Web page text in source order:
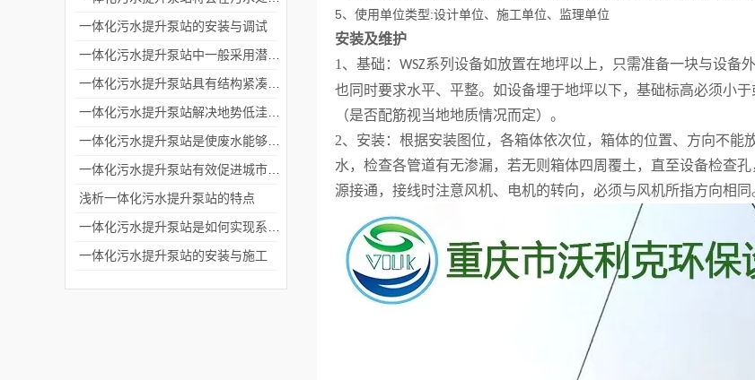
5、使用单位类型:设计单位、施工单位、监理单位
安装及维护
1、基础： WSZ系列设备如放置在地坪以上，只需准备一块与设备
也同时要求水平、平整。如设备埋于地坪以下，基础标高必须小
（是否配筋视当地地质情况而定）。
2、安装：根据安装图位，各箱体依次位，箱体的位置、方向不
水，检查各管道有无渗漏，若无则箱体四周覆土，直至设备检查
源接通，接线时注意风机、电机的转向，必须与风机所指方向相同
一体化污水提升泵站的安装与调试
浅析一体化污水提升泵站的特点
一体化污水提升泵站的安装与施工